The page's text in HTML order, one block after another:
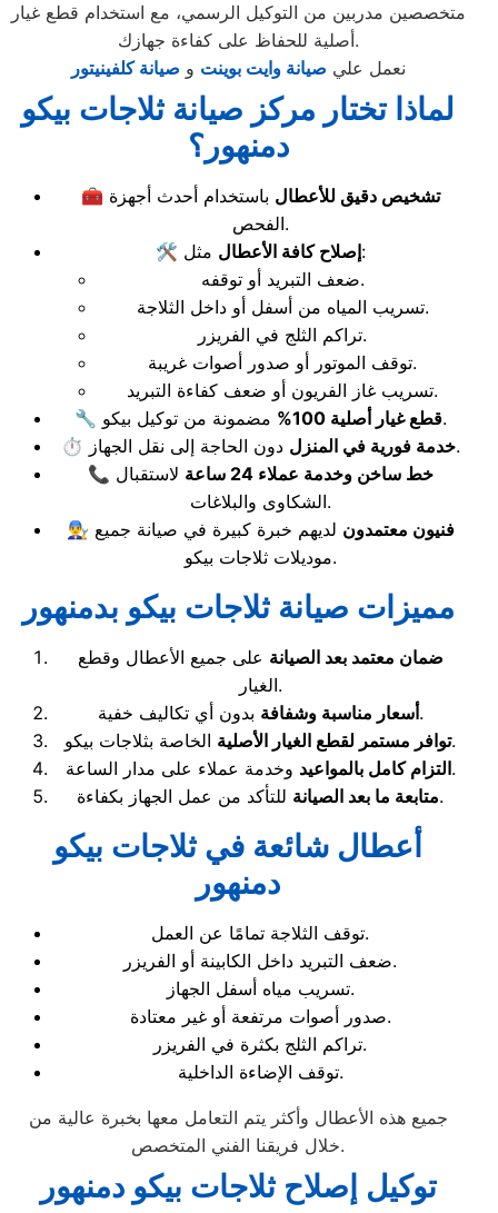
متخصصين مدربين من التوكيل الرسمي، مع استخدام قطع غيار
أصلية للحفاظ على كفاءة جهازك.
نعمل علي صيانة وايت بوينت و صيانة كلفينيتور
لماذا تختار مركز صيانة ثلاجات بيكو
دمنهور؟
🧰 تشخيص دقيق للأعطال باستخدام أحدث أجهزة
الفحص.
🛠️
إصلاح كافة الأعطالمثل:
ضعف التبريد أو توقفه.
تسريب المياه من أسفل أو داخل الثلاجة.
تراكم الثلج في الفريزر.
توقف الموتور أو صدور أصوات غريبة.
تسريب غاز الفريون أو ضعف كفاءة التبريد.
🔧
قطع غيار أصلية 100%مضمونة من توكيل بيكو.
⏱️
خدمة فورية في المنزلدون الحاجة إلى نقل الجهاز.
📞
خط ساخن وخدمة عملاء 24 ساعة
لاستقبال
الشكاوى والبلاغات.
👨‍🔧
فنيون معتمدون لديهم خبرة كبيرة في صيانة جميع
موديلات ثلاجات بيكو.
مميزات صيانة ثلاجات بيكو بدمنهور
ضمان معتمد بعد الصيانة على جميع الأعطال وقطع
الغيار.
أسعار مناسبة وشفافةبدون أي تكاليف خفية.
توافر مستمر لقطع الغيار الأصليةالخاصة بثلاجات بيكو.
التزام كامل بالمواعيدوخدمة عملاء على مدار الساعة.
متابعة ما بعد الصيانةللتأكد من عمل الجهاز بكفاءة.
أعطال شائعة في ثلاجات بيكو
دمنهور
توقف الثلاجة تمامًا عن العمل.
ضعف التبريد داخل الكابينة أو الفريزر.
تسريب مياه أسفل الجهاز.
صدور أصوات مرتفعة أو غير معتادة.
تراكم الثلج بكثرة في الفريزر.
توقف الإضاءة الداخلية.
جميع هذه الأعطال وأكثر يتم التعامل معها بخبرة عالية من
خلال فريقنا الفني المتخصص.
توكيل إصلاح ثلاجات بيكو دمنهور